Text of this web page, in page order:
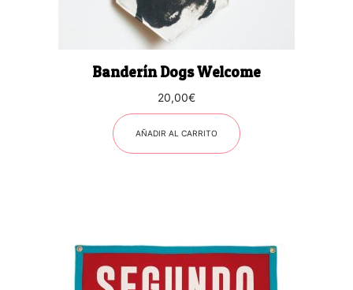
Banderín Dogs Welcome
20,00€
AÑADIR AL CARRITO